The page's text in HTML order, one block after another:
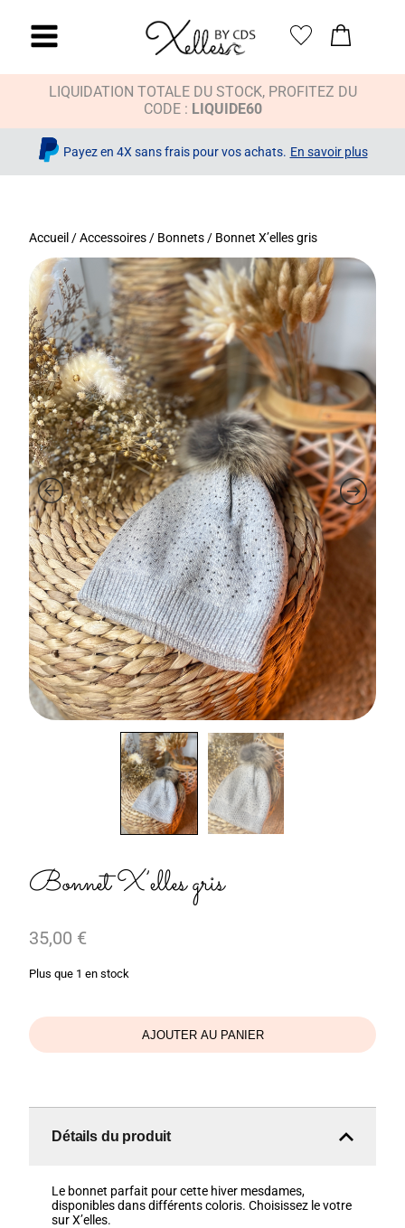
LIQUIDATION TOTALE DU STOCK, PROFITEZ DU
CODE : LIQUIDE60
Payez en 4X sans frais pour vos achats. En savoir plus
Accueil /Accessoires / Bonnets / Bonnet X’elles gris
Bonnet X’elles gris
35,00 €
Plus que 1 en stock
AJOUTER AU PANIER
Détails du produit
Le bonnet parfait pour cette hiver mesdames,
disponibles dans différents coloris. Choisissez le votre
sur X’elles.